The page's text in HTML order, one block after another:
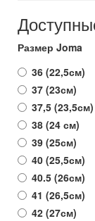
Размер Joma
36 (22,5см)
37 (23см)
37,5 (23,5см)
38 (24 см)
39 (25см)
40 (25,5см)
40.5 (26см)
41 (26,5см)
42 (27см)